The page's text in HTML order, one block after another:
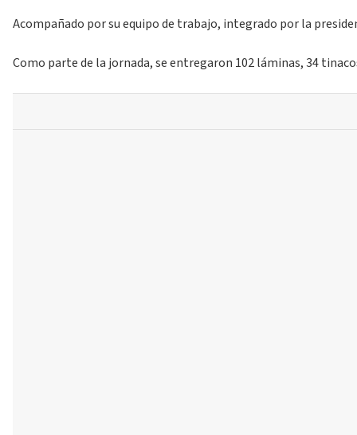
Acompañado por su equipo de trabajo, integrado por la
Como parte de la jornada, se entregaron 102 láminas, 34